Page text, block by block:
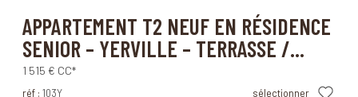
APPARTEMENT T2 NEUF EN RÉSIDENCE
SENIOR – YERVILLE – TERRASSE /...
1 515 € CC*
réf : 103Y sélectionner